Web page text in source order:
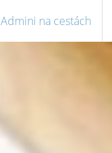
Admini na cestách